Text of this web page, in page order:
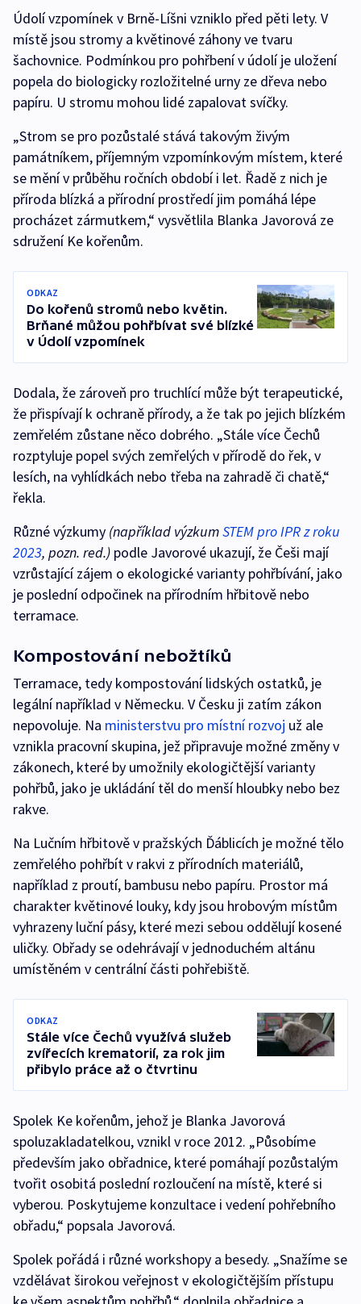
Údolí vzpomínek v Brně-Líšni vzniklo před pěti lety. V
místě jsou stromy a květinové záhony ve tvaru
šachovnice. Podmínkou pro pohřbení v údolí je uložení
popela do biologicky rozložitelné urny ze dřeva nebo
papíru. U stromu mohou lidé zapalovat svíčky.
„Strom se pro pozůstalé stává takovým živým
památníkem, příjemným vzpomínkovým místem, které
se mění v průběhu ročních období i let. Řadě z nich je
příroda blízká a přírodní prostředí jim pomáhá lépe
procházet zármutkem,“ vysvětlila Blanka Javorová ze
sdružení Ke kořenům.
ODKAZ
Do kořenů stromů nebo květin.
Brňané můžou pohřbívat své blízké
v Údolí vzpomínek
Dodala, že zároveň pro truchlící může být terapeutické,
že přispívají k ochraně přírody, a že tak po jejich blízkém
zemřelém zůstane něco dobrého. „Stále více Čechů
rozptyluje popel svých zemřelých v přírodě do řek, v
lesích, na vyhlídkách nebo třeba na zahradě či chatě,“
řekla.
Různé výzkumy (například výzkumSTEM pro IPR z roku
2023, pozn. red.) podle Javorové ukazují, že Češi mají
vzrůstající zájem o ekologické varianty pohřbívání, jako
je poslední odpočinek na přírodním hřbitově nebo
terramace.
Kompostování nebožtíků
Terramace, tedy kompostování lidských ostatků, je
legální například v Německu. V Česku ji zatím zákon
nepovoluje. Na ministerstvu pro místní rozvoj už ale
vznikla pracovní skupina, jež připravuje možné změny v
zákonech, které by umožnily ekologičtější varianty
pohřbů, jako je ukládání těl do menší hloubky nebo bez
rakve.
Na Lučním hřbitově v pražských Ďáblicích je možné tělo
zemřelého pohřbít v rakvi z přírodních materiálů,
například z proutí, bambusu nebo papíru. Prostor má
charakter květinové louky, kdy jsou hrobovým místům
vyhrazeny luční pásy, které mezi sebou oddělují kosené
uličky. Obřady se odehrávají v jednoduchém altánu
umístěném v centrální části pohřebiště.
ODKAZ
Stále více Čechů využívá služeb
zvířecích krematorií, za rok jim
přibylo práce až o čtvrtinu
Spolek Ke kořenům, jehož je Blanka Javorová
spoluzakladatelkou, vznikl v roce 2012. „Působíme
především jako obřadnice, které pomáhají pozůstalým
tvořit osobitá poslední rozloučení na místě, které si
vyberou. Poskytujeme konzultace i vedení pohřebního
obřadu,“ popsala Javorová.
Spolek pořádá i různé workshopy a besedy. „Snažíme se
vzdělávat širokou veřejnost v ekologičtějším přístupu